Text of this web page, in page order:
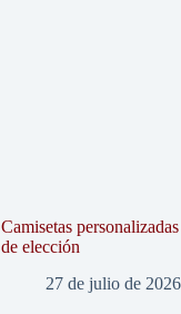
Camisetas
de elección
27 de julio de 2026